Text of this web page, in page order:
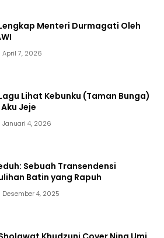
Menteri Durmagati Oleh
April 7, 2026
Lihat Kebunku (Taman Bunga)
Jeje
Januari 4, 2026
Sebuah Transendensi
Batin yang Rapuh
Desember 4, 2025